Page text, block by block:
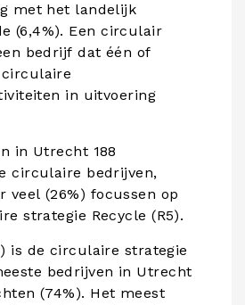
met het landelijk
(6,4%). Een circulair
bedrijf dat één of
in uitvoering
in Utrecht 188
circulaire bedrijven,
veel (26%) focussen op
strategie Recycle (R5).
is de circulaire strategie
bedrijven in Utrecht
(74%). Het meest